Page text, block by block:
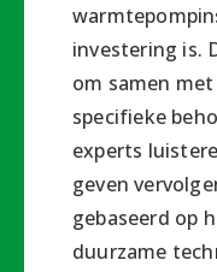
investering is.
om samen
specifieke
experts
geven
gebaseerd op
duurzame